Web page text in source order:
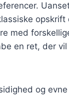
opskrift
med
en ret, der
og